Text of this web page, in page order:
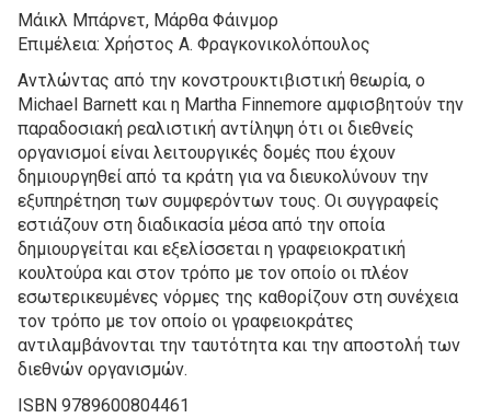
Μάικλ Μπάρνετ, Μάρθα Φάινμορ
Επιμέλεια: Χρήστος Α. Φραγκονικολόπουλος
Αντλώντας από την κονστρουκτιβιστική θεωρία, ο
Michael Barnett και η Martha Finnemore αμφισβητούν την
παραδοσιακή ρεαλιστική αντίληψη ότι οι διεθνείς
οργανισμοί είναι λειτουργικές δομές που έχουν
δημιουργηθεί από τα κράτη για να διευκολύνουν την
εξυπηρέτηση των συμφερόντων τους. Οι συγγραφείς
εστιάζουν στη διαδικασία μέσα από την οποία
δημιουργείται και εξελίσσεται η γραφειοκρατική
κουλτούρα και στον τρόπο με τον οποίο οι πλέον
εσωτερικευμένες νόρμες της καθορίζουν στη συνέχεια
τον τρόπο με τον οποίο οι γραφειοκράτες
αντιλαμβάνονται την ταυτότητα και την αποστολή των
διεθνών οργανισμών.
ISBN 9789600804461